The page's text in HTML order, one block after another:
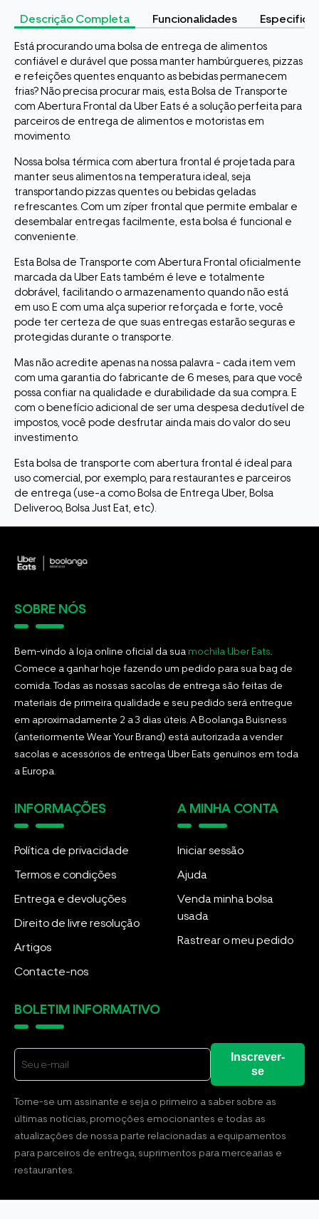
Descrição Completa Funcionalidades
Está procurando uma bolsa de entrega de alimentos
confiável e durável que possa manter hambúrgueres, pizzas
e refeições quentes enquanto as bebidas permanecem
frias? Não precisa procurar mais, esta Bolsa de Transporte
com Abertura Frontal da Uber Eats é a solução perfeita para
parceiros de entrega de alimentos e motoristas em
movimento.
Nossa bolsa térmica com abertura frontal é projetada para
manter seus alimentos na temperatura ideal, seja
transportando pizzas quentes ou bebidas geladas
refrescantes. Com um zíper frontal que permite embalar e
desembalar entregas facilmente, esta bolsa é funcional e
conveniente.
Esta Bolsa de Transporte com Abertura Frontal oficialmente
marcada da Uber Eats também é leve e totalmente
dobrável, facilitando o armazenamento quando não está
em uso. E com uma alça superior reforçada e forte, você
pode ter certeza de que suas entregas estarão seguras e
protegidas durante o transporte.
Mas não acredite apenas na nossa palavra - cada item vem
com uma garantia do fabricante de 6 meses, para que você
possa confiar na qualidade e durabilidade da sua compra. E
com o benefício adicional de ser uma despesa dedutível de
impostos, você pode desfrutar ainda mais do valor do seu
investimento.
Esta bolsa de transporte com abertura frontal é ideal para
uso comercial, por exemplo, para restaurantes e parceiros
de entrega (use-a como Bolsa de Entrega Uber, Bolsa
Deliveroo, Bolsa Just Eat, etc).
SOBRE NÓS
Bem-vindo à loja online oficial da sua mochila Uber Eats.
Comece a ganhar hoje fazendo um pedido para sua bag de
comida. Todas as nossas sacolas de entrega são feitas de
materiais de primeira qualidade e seu pedido será entregue
em aproximadamente 2 a 3 dias úteis. A Boolanga Buisness
(anteriormente Wear Your Brand) está autorizada a vender
sacolas e acessórios de entrega Uber Eats genuínos em toda
a Europa.
INFORMAÇÕES
Política de privacidade
Termos e condições
Entrega e devoluções
Direito de livre resolução
Artigos
Contacte-nos
A MINHA CONTA
Iniciar sessão
Ajuda
Venda minha bolsa
usada
Rastrear o meu pedido
BOLETIM INFORMATIVO
Inscrever-
se
Torne-se um assinante e seja o primeiro a saber sobre as
últimas notícias, promoções emocionantes e todas as
atualizações de nossa parte relacionadas a equipamentos
para parceiros de entrega, suprimentos para mercearias e
restaurantes.